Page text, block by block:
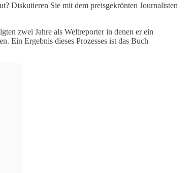
Diskutieren Sie mit dem preisgekrönten Journalisten
zwei Jahre als Weltreporter in denen er ein
Ein Ergebnis dieses Prozesses ist das Buch